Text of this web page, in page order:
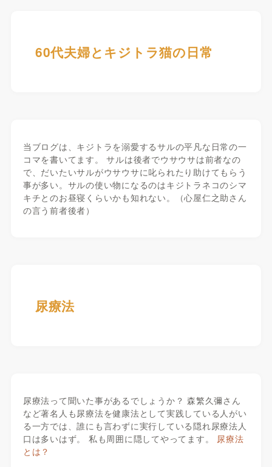
60代夫婦とキジトラ猫の日常
当ブログは、キジトラを溺愛するサルの平凡な日常の一
コマを書いてます。 サルは後者でウサウサは前者なの
で、だいたいサルがウサウサに叱られたり助けてもらう
事が多い。サルの使い物になるのはキジトラネコのシマ
キチとのお昼寝くらいかも知れない。（心屋仁之助さん
の言う前者後者）
尿療法
尿療法って聞いた事があるでしょうか？ 森繁久彌さん
など著名人も尿療法を健康法として実践している人がい
る一方では、誰にも言わずに実行している隠れ尿療法人
口は多いはず。 私も周囲に隠してやってます。 尿療法
とは？